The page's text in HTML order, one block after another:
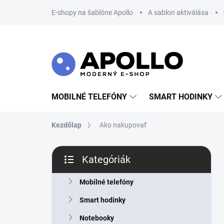
E-shopy na šablóne Apollo A sablon aktiválása
MOBILNÉ TELEFÓNY SMART HODINKY
Kezdőlap Ako nakupovať
O
d
átugrása
Kategóriák
Mobilné telefóny
Smart hodinky
Notebooky